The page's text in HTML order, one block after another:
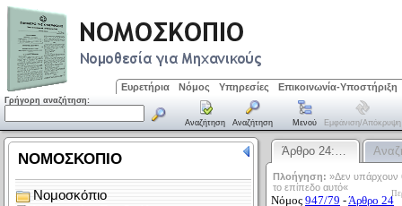
Ευρετήρια Νόμος Υπηρεσίες Επικοινωνία-Υποστήριξη
Γρήγορη αναζήτηση:
Αναζήτηση Αναζήτηση Μενού Εμφάνιση/απόκρυψη
Άρθρο 24:…